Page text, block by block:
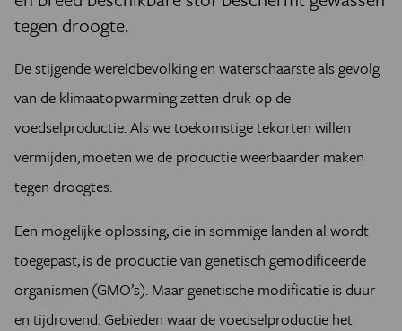
tegen droogte.
De stijgende wereldbevolking en waterschaarste als gevolg
van de klimaatopwarming zetten druk op de
voedselproductie. Als we toekomstige tekorten willen
vermijden, moeten we de productie weerbaarder maken
tegen droogtes.
Een mogelijke oplossing, die in sommige landen al wordt
toegepast, is de productie van genetisch gemodificeerde
organismen (GMO’s). Maar genetische modificatie is duur
en tijdrovend. Gebieden waar de voedselproductie het